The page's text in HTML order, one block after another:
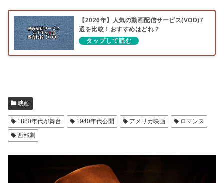
【2026年】人気の動画配信サービス(VOD)7
選を比較！おすすめはどれ？
映画
1880年代が舞台 1940年代公開 アメリカ映画
ロマンス
西部劇